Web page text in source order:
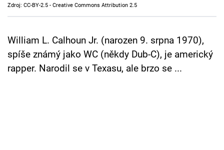
Cool Esport
Pořady
TV Program
Zdroj: CC-BY-2.5 - Creative Commons Attribution 2.5
William L. Calhoun Jr. (narozen 9. srpna 1970),
spíše známý jako WC (někdy Dub-C), je americký
rapper. Narodil se v Texasu, ale brzo se ...